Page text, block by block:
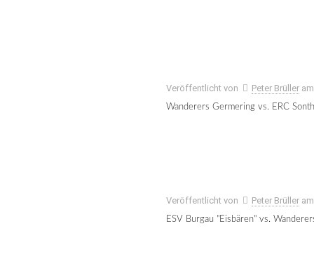
Veröffentlicht von Peter Brüller
Wanderers Germering vs. ERC
Veröffentlicht von Peter Brüller
ESV Burgau "Eisbären" vs.